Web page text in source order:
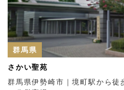
群馬県
さかい聖苑
群馬県伊勢崎市｜境町駅から